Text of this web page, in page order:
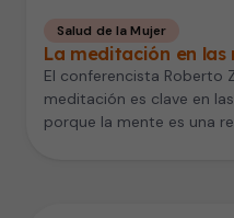
Salud de la Mujer
La meditación en las
El conferencista Roberto
meditación es clave en
porque la mente es una